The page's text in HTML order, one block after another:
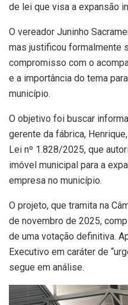
de lei que visa a expansão
O vereador Juninho
mas justificou formalmente
compromisso com o
e a importância do tema
município.
O objetivo foi buscar
gerente da fábrica,
Lei nº 1.828/2025, que
imóvel municipal para a
empresa no município.
O projeto, que tramita na
de novembro de 2025,
de uma votação definitiva.
Executivo em caráter de
segue em análise.